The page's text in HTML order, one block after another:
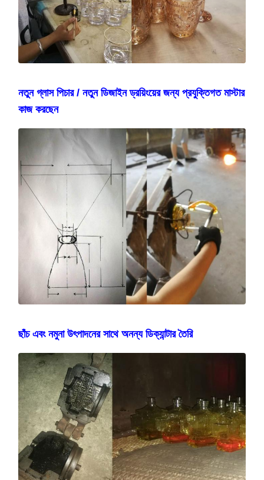
নতুন গ্লাস পিচার / নতুন ডিজাইন ড্রয়িংয়ের জন্য প্রযুক্তিগত মাস্টার
কাজ করছেন
ছাঁচ এবং নমুনা উৎপাদনের সাথে অনন্য ডিক্যান্টার তৈরি